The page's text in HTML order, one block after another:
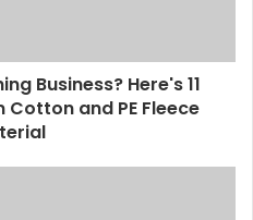
Business? Here's 11
and PE Fleece